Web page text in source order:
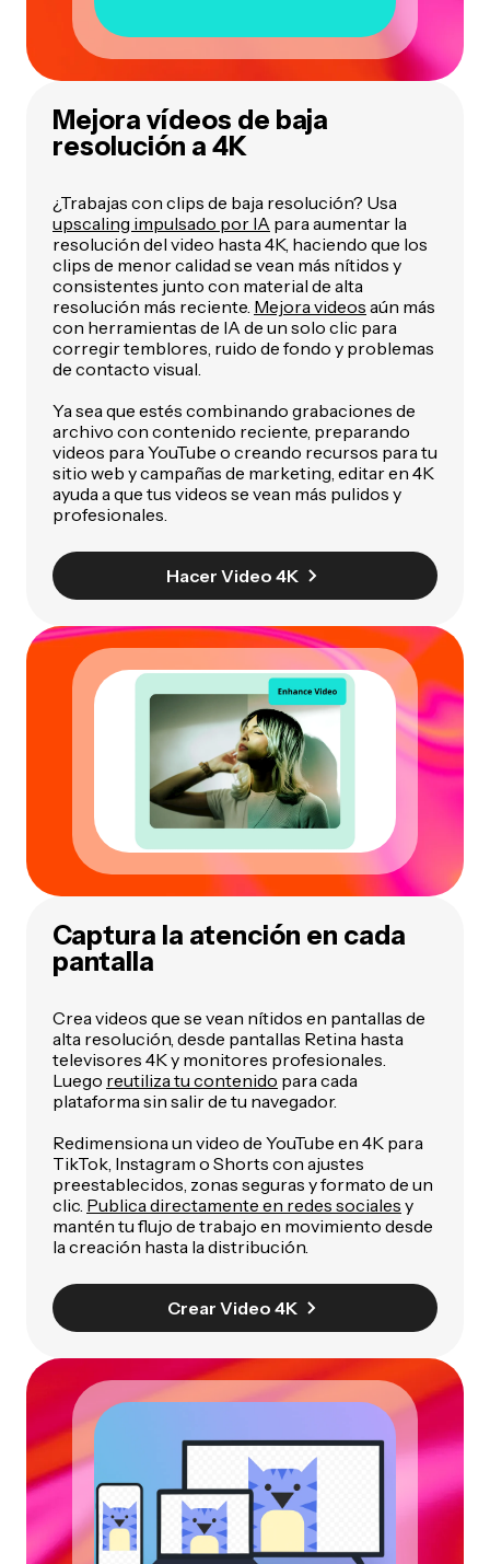
Mejora vídeos de baja
resolución a 4K
¿Trabajas con clips de baja resolución? Usa
upscaling impulsado por IA para aumentar la
resolución del video hasta 4K, haciendo que los
clips de menor calidad se vean más nítidos y
consistentes junto con material de alta
resolución más reciente. Mejora videos aún más
con herramientas de IA de un solo clic para
corregir temblores, ruido de fondo y problemas
de contacto visual.
Ya sea que estés combinando grabaciones de
archivo con contenido reciente, preparando
videos para YouTube o creando recursos para tu
sitio web y campañas de marketing, editar en 4K
ayuda a que tus videos se vean más pulidos y
profesionales.
Hacer Video 4K
Captura la atención en cada
pantalla
Crea videos que se vean nítidos en pantallas de
alta resolución, desde pantallas Retina hasta
televisores 4K y monitores profesionales.
Luego reutiliza tu contenido para cada
plataforma sin salir de tu navegador.
Redimensiona un video de YouTube en 4K para
TikTok, Instagram o Shorts con ajustes
preestablecidos, zonas seguras y formato de un
clic. Publica directamente en redes sociales y
mantén tu flujo de trabajo en movimiento desde
la creación hasta la distribución.
Crear Video 4K